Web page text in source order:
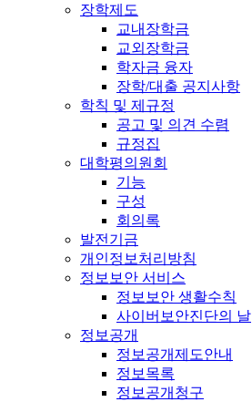
장학제도
교내장학금
교외장학금
학자금 융자
장학/대출 공지사항
학칙 및 제규정
공고 및 의견 수렴
규정집
대학평의원회
기능
구성
회의록
발전기금
개인정보처리방침
정보보안 서비스
정보보안 생활수칙
사이버보안진단의 날
정보공개
정보공개제도안내
정보목록
정보공개청구